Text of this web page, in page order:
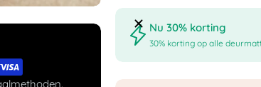
Nu 30% korting
30% korting op alle